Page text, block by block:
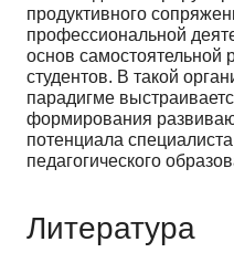
продуктивного
профессиональной
основ самостоятельной
студентов. В такой
парадигме
формирования
потенциала
педагогического
Литература